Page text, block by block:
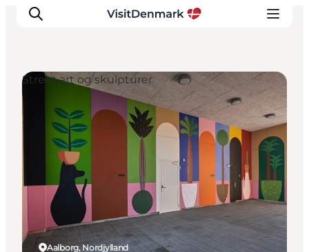
Inspirasjon
Reisemål
Aktiviteter
Overnatting
Planlegg reisen
Aalborg, Nordjylland
Street art og skulpturer